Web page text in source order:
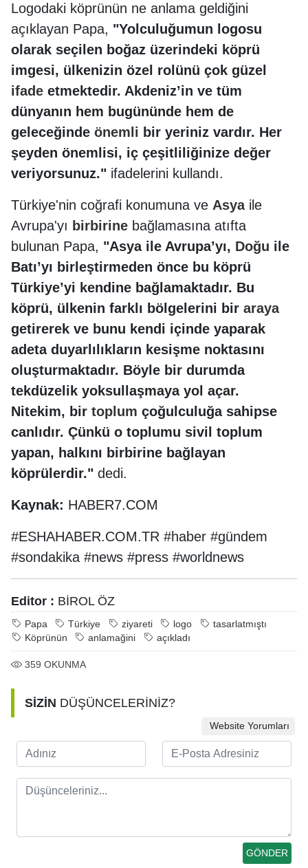
Logodaki köprünün ne anlama geldiğini
açıklayan Papa, "Yolculuğumun logosu
olarak seçilen boğaz üzerindeki köprü
imgesi, ülkenizin özel rolünü çok güzel
ifade etmektedir. Akdeniz’in ve tüm
dünyanın hem bugününde hem de
geleceğinde önemli bir yeriniz vardır. Her
şeyden önemlisi, iç çeşitliliğinize değer
veriyorsunuz." ifadelerini kullandı.
Türkiye'nin coğrafi konumuna ve Asyaile
Avrupa'yı birbirine bağlamasına atıfta
bulunan Papa, "Asya ile Avrupa’yı, Doğu ile
Batı’yı birleştirmeden önce bu köprü
Türkiye’yi kendine bağlamaktadır. Bu
köprü, ülkenin farklı bölgelerini bir araya
getirerek ve bunu kendi içinde yaparak
adeta duyarlılıkların kesişme noktasını
oluşturmaktadır. Böyle bir durumda
tekdüzelik yoksullaşmaya yol açar.
Nitekim, bir toplum çoğulculuğa sahipse
canlıdır. Çünkü o toplumu sivil toplum
yapan, halkını birbirine bağlayan
köprülerdir." dedi.
Kaynak: HABER7.COM
#ESHAHABER.COM.TR #haber #gündem
#sondakika #news #press #worldnews
Editor : BİROL ÖZ
Papa Türkiye ziyareti logo
tasarlatmıştı
Köprünün
anlamağini açıkladı
359 OKUNMA
SİZİN DÜŞÜNCELERİNİZ?
Website Yorumları